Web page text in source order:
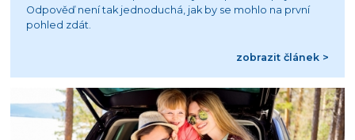
Odpověď není tak jednoduchá, jak by se mohlo na první
pohled zdát.
zobrazit článek >